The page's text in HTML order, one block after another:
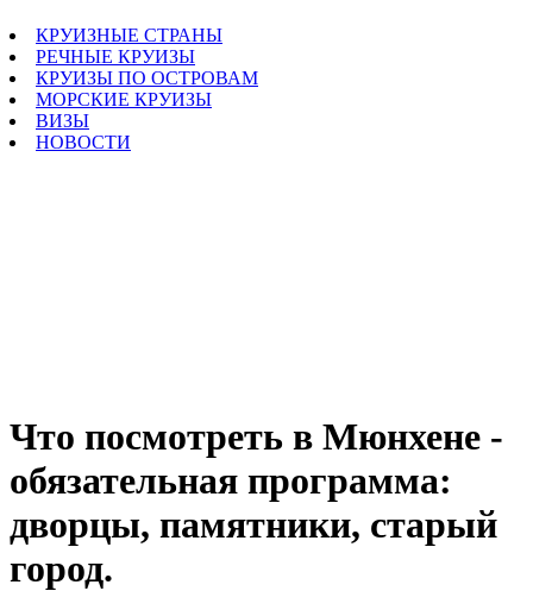
КРУИЗНЫЕ СТРАНЫ
РЕЧНЫЕ КРУИЗЫ
КРУИЗЫ ПО ОСТРОВАМ
МОРСКИЕ КРУИЗЫ
ВИЗЫ
НОВОСТИ
Что посмотреть в Мюнхене -
обязательная программа:
дворцы, памятники, старый
город.